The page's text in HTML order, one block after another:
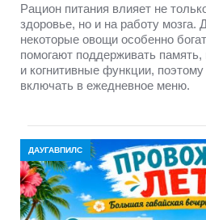
Рацион питания влияет не
здоровье, но и на работу мозга.
некоторые овощи особенно
помогают поддерживать
и когнитивные функции, поэтому
включать в ежедневное меню.
ДАУГАВПИЛС